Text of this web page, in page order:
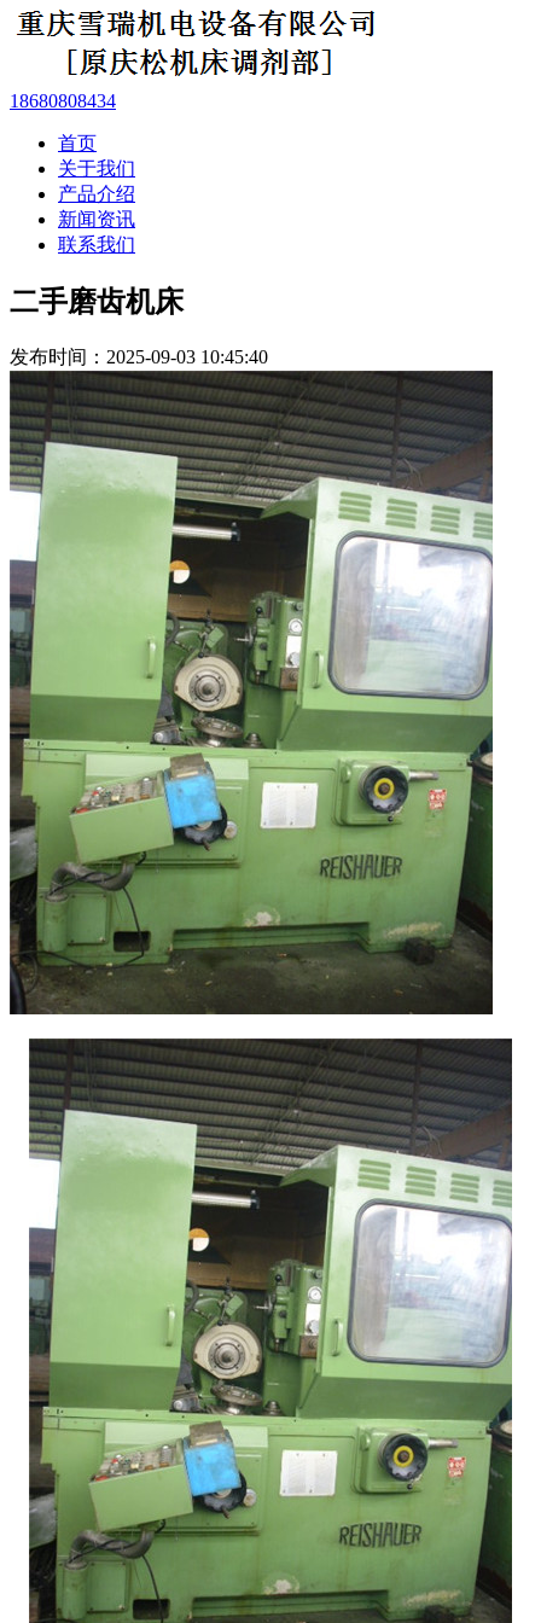
18680808434
首页
关于我们
产品介绍
新闻资讯
联系我们
二手磨齿机床
发布时间：2025-09-03 10:45:40